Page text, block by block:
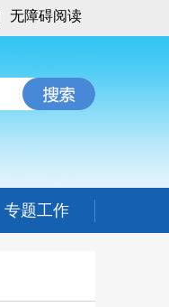
无障碍阅读
专题工作